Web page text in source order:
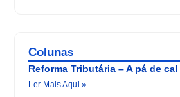
Colunas
Reforma Tributária – A pá de
Ler Mais Aqui »